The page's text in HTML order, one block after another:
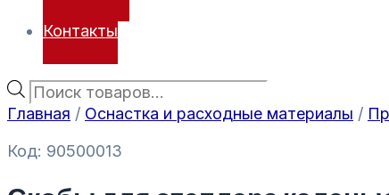
Контакты
Главная / Оснастка и расходные материалы /
Код: 90500013